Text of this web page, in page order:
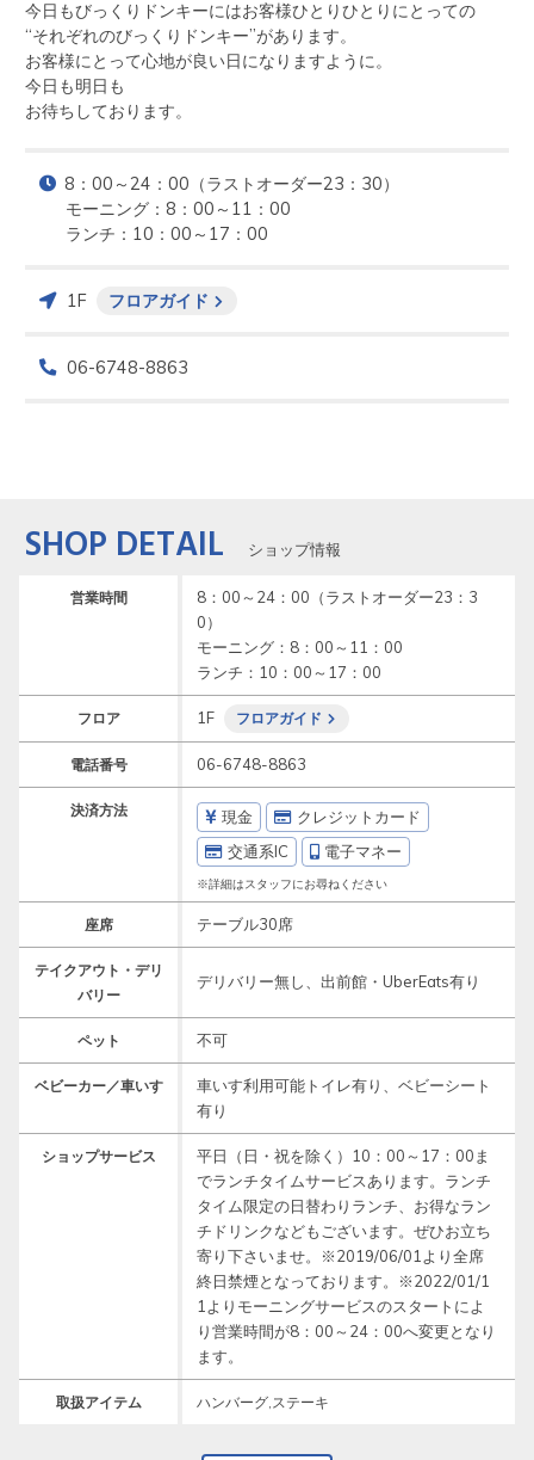
今日もびっくりドンキーにはお客様ひとりひとりにとっての
“それぞれのびっくりドンキー”があります。
お客様にとって心地が良い日になりますように。
今日も明日も
お待ちしております。
8：00～24：00（ラストオーダー23：30）
モーニング：8：00～11：00
ランチ：10：00～17：00
1F フロアガイド
06-6748-8863
SHOP DETAIL ショップ情報
営業時間
8：00～24：00（ラストオーダー23：3
0）
モーニング：8：00～11：00
ランチ：10：00～17：00
フロア 1F フロアガイド
電話番号 06-6748-8863
決済方法 現金
クレジットカード
交通系IC
電子マネー
※詳細はスタッフにお尋ねください
座席 テーブル30席
テイクアウト・デリ
バリー
デリバリー無し、出前館・UberEats有り
ペット 不可
ベビーカー／車いす
車いす利用可能トイレ有り、ベビーシート
有り
ショップサービス
平日（日・祝を除く）10：00～17：00ま
でランチタイムサービスあります。ランチ
タイム限定の日替わりランチ、お得なラン
チドリンクなどもございます。ぜひお立ち
寄り下さいませ。※2019/06/01より全席
終日禁煙となっております。※2022/01/1
1よりモーニングサービスのスタートによ
り営業時間が8：00～24：00へ変更となり
ます。
取扱アイテム ハンバーグ,ステーキ